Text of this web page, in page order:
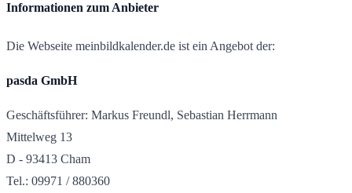
Informationen zum Anbieter
Die Webseite meinbildkalender.de ist ein Angebot der:
pasda GmbH
Geschäftsführer: Markus Freundl, Sebastian Herrmann
Mittelweg 13
D - 93413 Cham
Tel.: 09971 / 880360